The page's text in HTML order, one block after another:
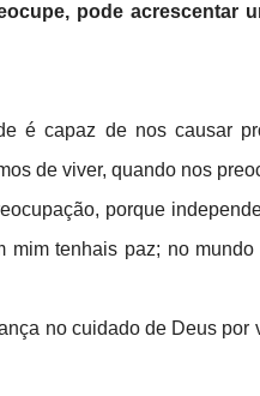
pode acrescentar
é capaz de nos causar
de viver, quando nos
porque
mim tenhais paz; no
no cuidado de Deus